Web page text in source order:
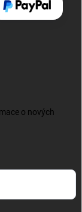
o nových